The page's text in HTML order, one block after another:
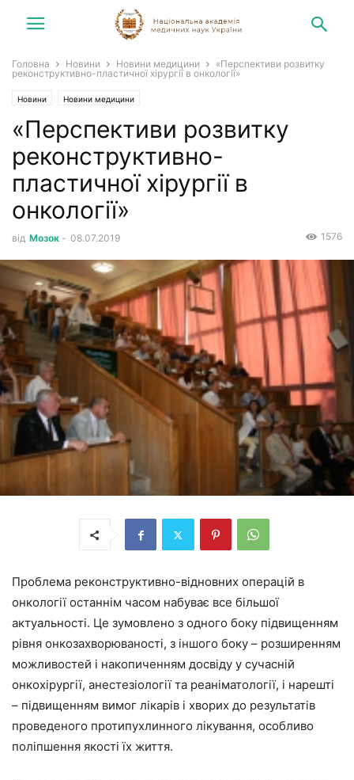
Головна Новини Новини медицини
«Перспективи розвитку
реконструктивно-пластичної хірургії в онкології»
Новини Новини медицини
«Перспективи розвитку
реконструктивно-
пластичної хірургії в
онкології»
від Мозок - 08.07.2019 1576
Проблема реконструктивно-відновних операцій в
онкології останнім часом набуває все більшої
актуальності. Це зумовлено з одного боку підвищенням
рівня онкозахворюваності, з іншого боку – розширенням
можливостей і накопиченням досвіду у сучасній
онкохірургії, анестезіології та реаніматології, і нарешті
– підвищенням вимог лікарів і хворих до результатів
проведеного протипухлинного лікування, особливо
поліпшення якості їх життя.